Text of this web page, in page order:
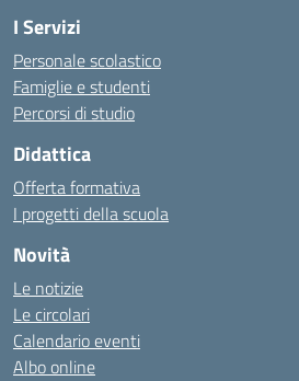
I Servizi
Personale scolastico
Famiglie e studenti
Percorsi di studio
Didattica
Offerta formativa
I progetti della scuola
Novità
Le notizie
Le circolari
Calendario eventi
Albo online